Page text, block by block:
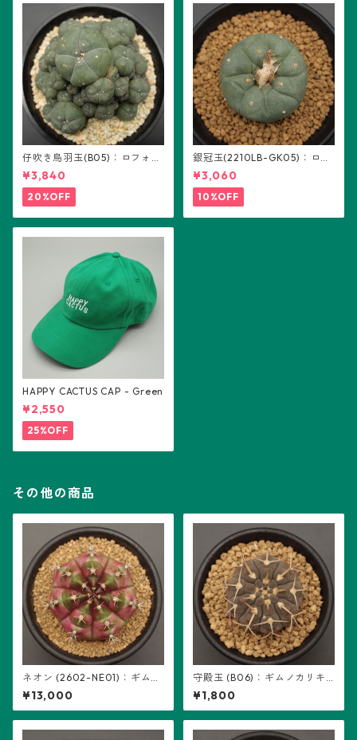
仔吹き烏羽玉(B05)：ロフォフ
ォラ属
¥3,840
20%OFF
銀冠玉(2210LB-GK05)：ロフ
ォフォラ属 ※実生
¥3,060
10%OFF
HAPPY CACTUS CAP - Green
¥2,550
25%OFF
その他の商品
ネオン (2602-NE01)：ギムノ
カリキウム属 ※実生
¥13,000
守殿玉 (B06)：ギムノカリキ
ウム属 ※実生
¥1,800